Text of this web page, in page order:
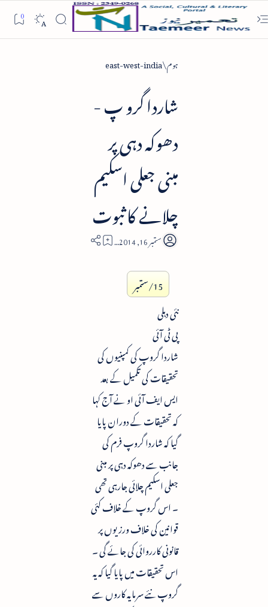
ہوم east-west-india
شاردا گرو پ -
دھوکہ دہی پر
مبنی جعلی اسکیم
چلانے کا ثبوت
2
15/ستمبر
نئی دہلی
پی ٹی آئی
شاردا گروپ کی کمپنیوں کی
تحقیقات کی تکمیل کے بعد
ایس ایف آئی او نے آج کہا
کہ تحقیقات کے دوران پایا
گیا کہ شاردا گروپ فرم کی
جانب سے دھوکہ دہی پر مبنی
جعلی اسکیم چلائی جارہی تھی
۔ اس گروپ کے خلاف کئی
قوانین کی خلاف ورزیوں پر
قانونی کارروائی کی جائے گی ۔
اس تحقیقات میں پایا گیا کہ یہ
گروپ نئے سرمایہ کاروں سے